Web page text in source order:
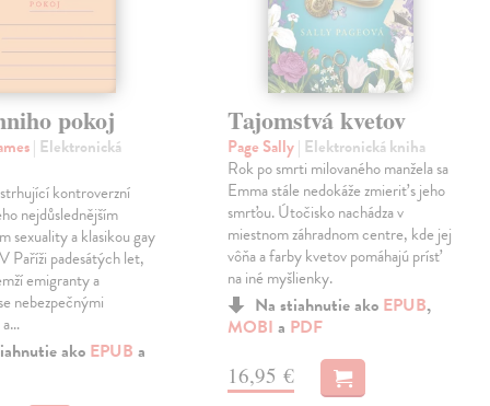
pokoj
| Elektronická
kontroverzní
nejdůslednějším
sexuality a klasikou gay
Paříži padesátých let,
emigranty a
nebezpečnými
a…
ako EPUB a
Tajomstvá kvetov
Page Sally| Elektronická kniha
Rok po smrti milovaného manžela sa
Emma stále nedokáže zmieriť s jeho
smrťou. Útočisko nachádza v
miestnom záhradnom centre, kde jej
vôňa a farby kvetov pomáhajú prísť
na iné myšlienky.
Na stiahnutie ako EPUB,
MOBI a PDF
16,95 €